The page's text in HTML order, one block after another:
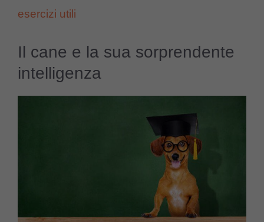
esercizi utili
Il cane e la sua sorprendente
intelligenza